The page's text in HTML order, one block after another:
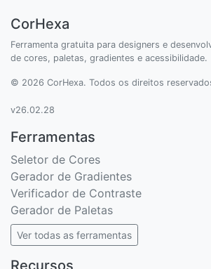
CorHexa
Ferramenta gratuita para designers e
de cores, paletas, gradientes e acessibilidade.
© 2026 CorHexa. Todos os direitos
v26.02.28
Ferramentas
Seletor de Cores
Gerador de Gradientes
Verificador de Contraste
Gerador de Paletas
Ver todas as ferramentas
Recursos